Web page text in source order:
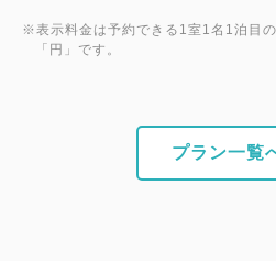
・お食事付きプランでは、添
付きません。
らせ」または公式HPをご確認
※表示料金は予約できる1室1名1泊目
「円」です。
プラン一覧